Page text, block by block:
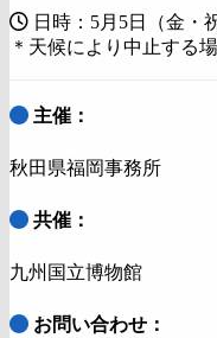
日時：5月5日（金・
＊天候により中止する
主催：
秋田県福岡事務所
共催：
九州国立博物館
お問い合わせ：